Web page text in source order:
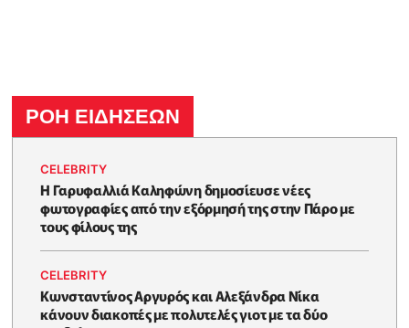
ΡΟΗ ΕΙΔΗΣΕΩΝ
CELEBRITY
Η Γαρυφαλλιά Καληφώνη δημοσίευσε νέες
φωτογραφίες από την εξόρμησή της στην Πάρο με
τους φίλους της
CELEBRITY
Κωνσταντίνος Αργυρός και Αλεξάνδρα Νίκα
κάνουν διακοπές με πολυτελές γιοτ με τα δύο